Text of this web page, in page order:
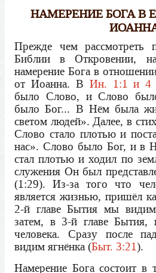
НАМЕРЕНИЕ БОГА В
Прежде чем рассмотреть
Библии в Откровении,
намерение Бога в
от Иоанна. В Ин. 1:1 и 4
было Слово, и Слово
было Бог... В Нём была
светом людей». Далее, в
Слово стало плотью и
нас». Слово было Бог, и в
стал плотью и ходил по
служения Он был
(1:29). Из-за того что
является жизнью, пришёл
2-й главе Бытия мы
затем, в 3-й главе Бытия,
человека. Сразу после
видим ягнёнка (Быт. 3:21).
Намерение Бога состоит